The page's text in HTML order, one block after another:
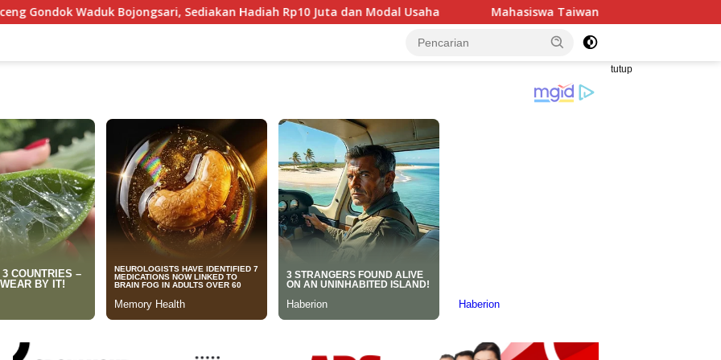
Sediakan Hadiah Rp10 Juta dan Modal Usaha Mahasiswa Taiwan Gelar Pengabdian Masyarakat di
tutup